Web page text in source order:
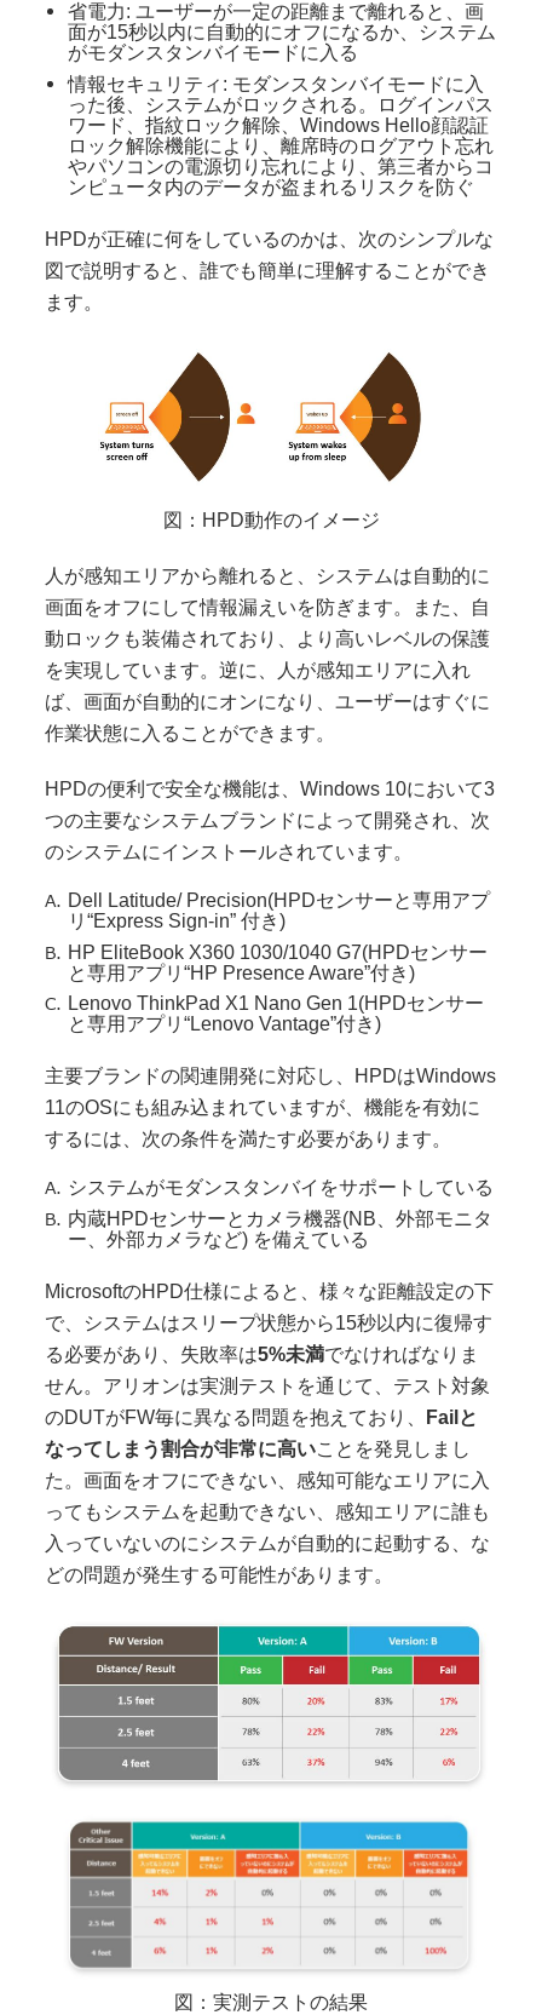
省電力: ユーザーが一定の距離まで離れると、画
面が15秒以内に自動的にオフになるか、システム
がモダンスタンバイモードに入る
情報セキュリティ: モダンスタンバイモードに入
った後、システムがロックされる。ログインパス
ワード、指紋ロック解除、Windows Hello顔認証
ロック解除機能により、離席時のログアウト忘れ
やパソコンの電源切り忘れにより、第三者からコ
ンピュータ内のデータが盗まれるリスクを防ぐ
HPDが正確に何をしているのかは、次のシンプルな
図で説明すると、誰でも簡単に理解することができ
ます。
図：HPD動作のイメージ
人が感知エリアから離れると、システムは自動的に
画面をオフにして情報漏えいを防ぎます。また、自
動ロックも装備されており、より高いレベルの保護
を実現しています。逆に、人が感知エリアに入れ
ば、画面が自動的にオンになり、ユーザーはすぐに
作業状態に入ることができます。
HPDの便利で安全な機能は、Windows 10において3
つの主要なシステムブランドによって開発され、次
のシステムにインストールされています。
Dell Latitude/ Precision(HPDセンサーと専用アプ
リ“Express Sign-in” 付き)
HP EliteBook X360 1030/1040 G7(HPDセンサー
と専用アプリ“HP Presence Aware”付き)
Lenovo ThinkPad X1 Nano Gen 1(HPDセンサー
と専用アプリ“Lenovo Vantage”付き)
主要ブランドの関連開発に対応し、HPDはWindows
11のOSにも組み込まれていますが、機能を有効に
するには、次の条件を満たす必要があります。
システムがモダンスタンバイをサポートしている
内蔵HPDセンサーとカメラ機器(NB、外部モニタ
ー、外部カメラなど) を備えている
MicrosoftのHPD仕様によると、様々な距離設定の下
で、システムはスリープ状態から15秒以内に復帰す
る必要があり、失敗率は5%未満でなければなりま
せん。アリオンは実測テストを通じて、テスト対象
のDUTがFW毎に異なる問題を抱えており、
Failと
なってしまう割合が非常に高いことを発見しまし
た。画面をオフにできない、感知可能なエリアに入
ってもシステムを起動できない、感知エリアに誰も
入っていないのにシステムが自動的に起動する、な
どの問題が発生する可能性があります。
図：実測テストの結果